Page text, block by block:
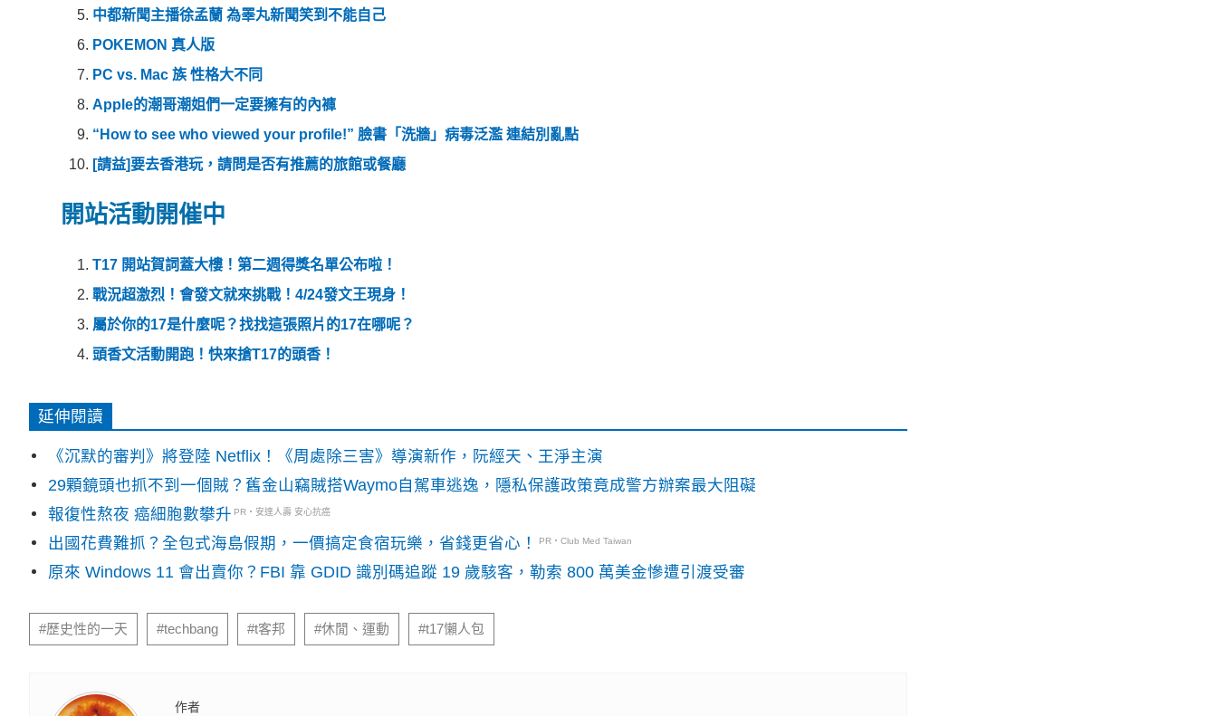
中都新聞主播徐孟蘭 為睪丸新聞笑到不能自己
POKEMON 真人版
PC vs. Mac 族 性格大不同
Apple的潮哥潮姐們一定要擁有的內褲
“How to see who viewed your profile!” 臉書「洗牆」病毒泛濫 連結別亂點
[請益]要去香港玩，請問是否有推薦的旅館或餐廳
開站活動開催中
T17 開站賀詞蓋大樓！第二週得獎名單公布啦！
戰況超激烈！會發文就來挑戰！4/24發文王現身！
屬於你的17是什麼呢？找找這張照片的17在哪呢？
頭香文活動開跑！快來搶T17的頭香！
延伸閱讀
《沉默的審判》將登陸 Netflix！《周處除三害》導演新作，阮經天、王淨主演
29顆鏡頭也抓不到一個賊？舊金山竊賊搭Waymo自駕車逃逸，隱私保護政策竟成警方辦案最大阻礙
報復性熬夜 癌細胞數攀升 PR・安達人壽 安心抗癌
出國花費難抓？全包式海島假期，一價搞定食宿玩樂，省錢更省心！ PR・Club Med Taiwan
原來 Windows 11 會出賣你？FBI 靠 GDID 識別碼追蹤 19 歲駭客，勒索 800 萬美金慘遭引渡受審
#歷史性的一天 #techbang #t客邦 #休閒、運動 #t17懶人包
作者